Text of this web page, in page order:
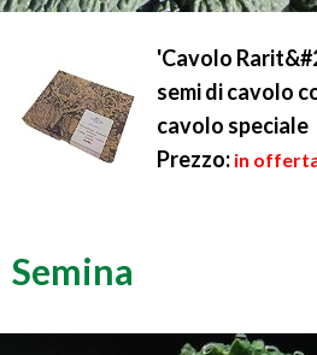
'Cavolo
semi di cavolo
cavolo speciale
Prezzo: in
Semina